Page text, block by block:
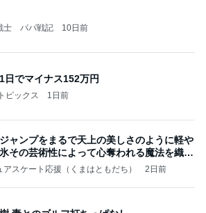
士 パパ戦記 10日前
日でマイナス152万円
ピックス 1日前
ャンプをまるで天上の美しさのように軽や
その芸術性によって心奪われる魔法を織り
アスケート応援（くまはともだち） 2日前